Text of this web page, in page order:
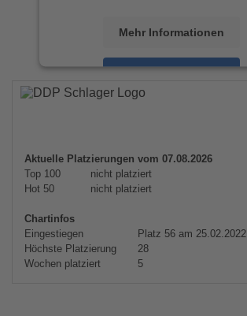
Mehr Informationen
Akzeptieren
powered by
Aktuelle Platzierungen vom 07.08.2026
Top 100
nicht platziert
Hot 50
nicht platziert
Chartinfos
Eingestiegen
Platz 56 am 25.02.2022
Höchste Platzierung
28
Wochen platziert
5